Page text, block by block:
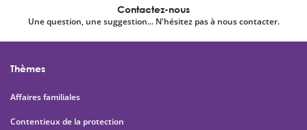
Contactez-nous
Une question, une suggestion... N'hésitez pas à nous contacter.
Thèmes
Affaires familiales
Contentieux de la protection